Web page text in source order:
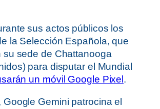
sus actos públicos los
la Selección Española, que
su sede de Chattanooga
para disputar el Mundial
un móvil Google Pixel .
Google Gemini patrocina el